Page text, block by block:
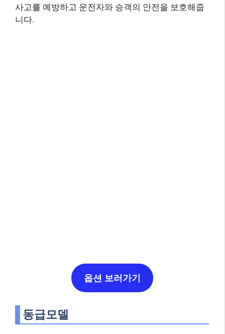
사고를 예방하고 운전자와 승객의 안전을 보호해줍
니다.
옵션 보러가기
동급모델